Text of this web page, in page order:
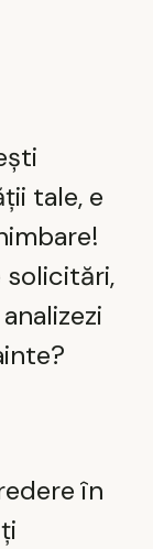
tale, e
solicitări,
în